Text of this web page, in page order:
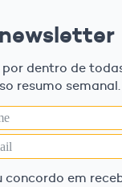
newsletter
por dentro de
resumo semanal.
concordo em